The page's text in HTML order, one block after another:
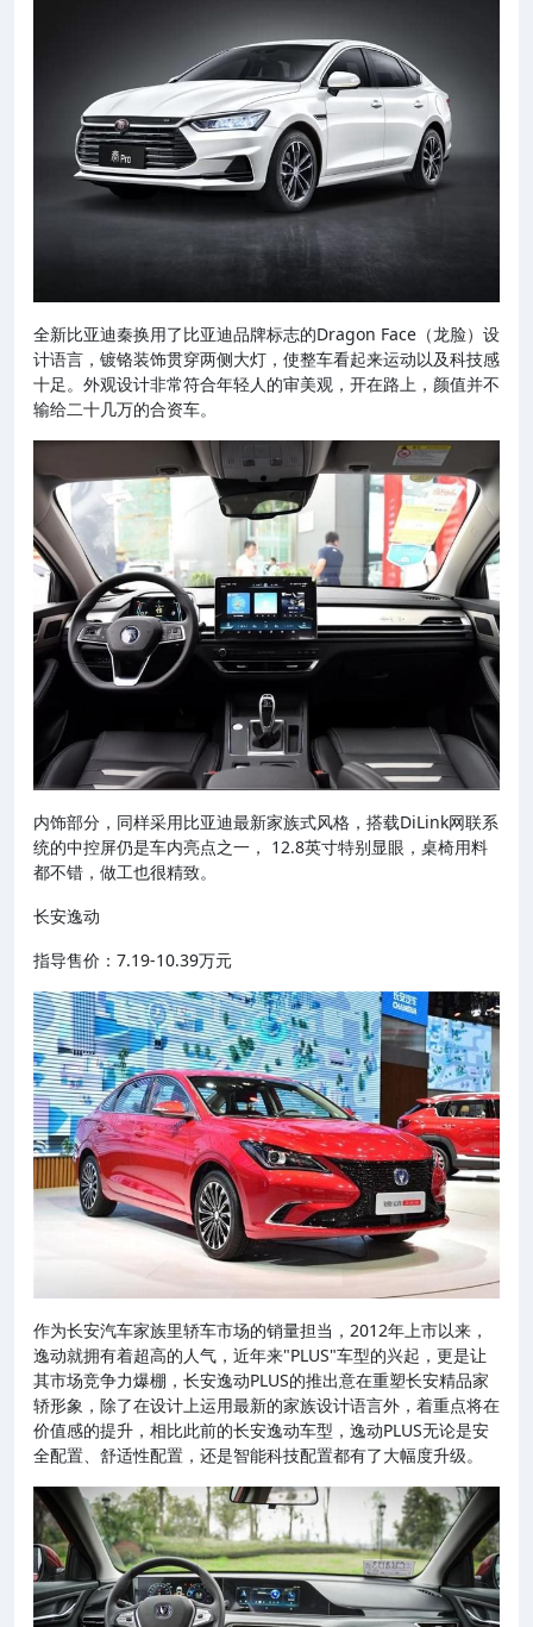
全新比亚迪秦换用了比亚迪品牌标志的Dragon Face（龙脸）设
计语言，镀铬装饰贯穿两侧大灯，使整车看起来运动以及科技感
十足。外观设计非常符合年轻人的审美观，开在路上，颜值并不
输给二十几万的合资车。
内饰部分，同样采用比亚迪最新家族式风格，搭载DiLink网联系
统的中控屏仍是车内亮点之一， 12.8英寸特别显眼，桌椅用料
都不错，做工也很精致。
长安逸动
指导售价：7.19-10.39万元
作为长安汽车家族里轿车市场的销量担当，2012年上市以来，
逸动就拥有着超高的人气，近年来"PLUS"车型的兴起，更是让
其市场竞争力爆棚，长安逸动PLUS的推出意在重塑长安精品家
轿形象，除了在设计上运用最新的家族设计语言外，着重点将在
价值感的提升，相比此前的长安逸动车型，逸动PLUS无论是安
全配置、舒适性配置，还是智能科技配置都有了大幅度升级。